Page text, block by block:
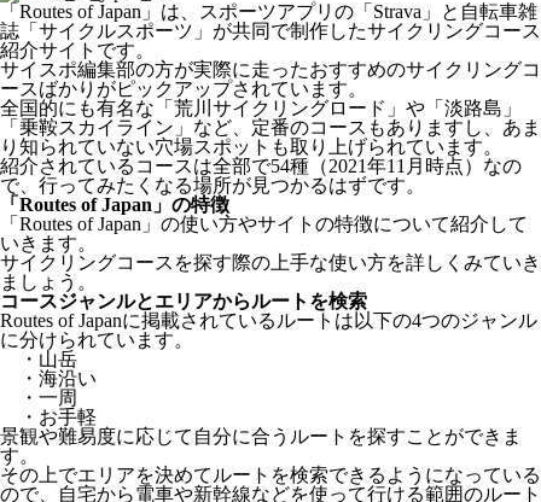
「Routes of Japan」は、スポーツアプリの「Strava」と自転車雑
誌「サイクルスポーツ」が共同で制作したサイクリングコース
紹介サイトです。
サイスポ編集部の方が実際に走ったおすすめのサイクリングコ
ースばかりがピックアップされています。
全国的にも有名な「荒川サイクリングロード」や「淡路島」
「乗鞍スカイライン」など、定番のコースもありますし、あま
り知られていない穴場スポットも取り上げられています。
紹介されているコースは全部で54種（2021年11月時点）なの
で、行ってみたくなる場所が見つかるはずです。
「Routes of Japan」の特徴
「Routes of Japan」の使い方やサイトの特徴について紹介して
いきます。
サイクリングコースを探す際の上手な使い方を詳しくみていき
ましょう。
コースジャンルとエリアからルートを検索
Routes of Japanに掲載されているルートは以下の4つのジャンル
に分けられています。
・山岳
・海沿い
・一周
・お手軽
景観や難易度に応じて自分に合うルートを探すことができま
す。
その上でエリアを決めてルートを検索できるようになっている
ので、自宅から電車や新幹線などを使って行ける範囲のルート